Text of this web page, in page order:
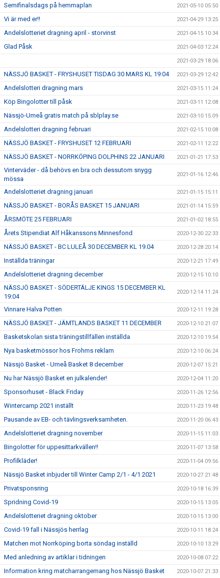
Semifinalsdags på hemmaplan 2021-05-10 05:50
Vi är med er!! 2021-04-29 13:25
Andelslotteriet dragning april - storvinst 2021-04-15 10:34
Glad Påsk 2021-04-03 12:24
2021-03-29 18:06
NÄSSJÖ BASKET - FRYSHUSET TISDAG 30 MARS KL 19:04 2021-03-29 12:42
Andelslotteri dragning mars 2021-03-15 11:24
Köp Bingolotter till påsk 2021-03-11 12:08
Nässjö-Umeå gratis match på sblplay.se 2021-03-10 15:09
Andelslotteri dragning februari 2021-02-15 10:08
NÄSSJÖ BASKET - FRYSHUSET 12 FEBRUARI 2021-02-11 12:22
NÄSSJÖ BASKET - NORRKÖPING DOLPHINS 22 JANUARI 2021-01-21 17:53
Vinterväder - då behövs en bra och dessutom snygg
mössa
2021-01-16 12:46
Andelslotteriet dragning januari 2021-01-15 15:11
NÄSSJÖ BASKET - BORÅS BASKET 15 JANUARI 2021-01-14 15:59
ÅRSMÖTE 25 FEBRUARI 2021-01-02 18:55
Årets Stipendiat Alf Håkanssons Minnesfond 2020-12-30 22:33
NÄSSJÖ BASKET - BC LULEÅ 30 DECEMBER KL 19.04 2020-12-28 20:14
Inställda träningar 2020-12-21 17:49
Andelslotteriet dragning december 2020-12-15 10:10
NÄSSJÖ BASKET - SÖDERTÄLJE KINGS 15 DECEMBER KL
19:04
2020-12-14 11:24
Vinnare Halva Potten 2020-12-11 19:28
NÄSSJÖ BASKET - JÄMTLANDS BASKET 11 DECEMBER 2020-12-10 21:07
Basketskolan sista träningstillfällen inställda 2020-12-10 19:54
Nya basketmössor hos Frohms reklam 2020-12-10 06:24
Nässjö Basket - Umeå Basket 8 december 2020-12-07 15:21
Nu har Nässjö Basket en julkalender! 2020-12-04 11:20
Sponsorhuset - Black Friday 2020-11-26 12:56
Wintercamp 2021 inställt 2020-11-23 19:48
Pausande av EB- och tävlingsverksamheten. 2020-11-20 06:43
Andelslotteriet dragning november 2020-11-15 11:03
Bingolotter för uppesittarkvällen!! 2020-11-07 13:58
Profilkläder! 2020-11-04 09:56
Nässjö Basket inbjuder till Winter Camp 2/1 - 4/1 2021 2020-10-27 21:48
Privatsponsring 2020-10-18 16:39
Spridning Covid-19 2020-10-15 13:05
Andelslotteriet dragning oktober 2020-10-15 13:00
Covid-19 fall i Nässjös herrlag 2020-10-11 18:24
Matchen mot Norrköping borta söndag inställd 2020-10-10 13:29
Med anledning av artiklar i tidningen 2020-10-08 07:22
Information kring matcharrangemang hos Nässjö Basket 2020-10-07 21:33